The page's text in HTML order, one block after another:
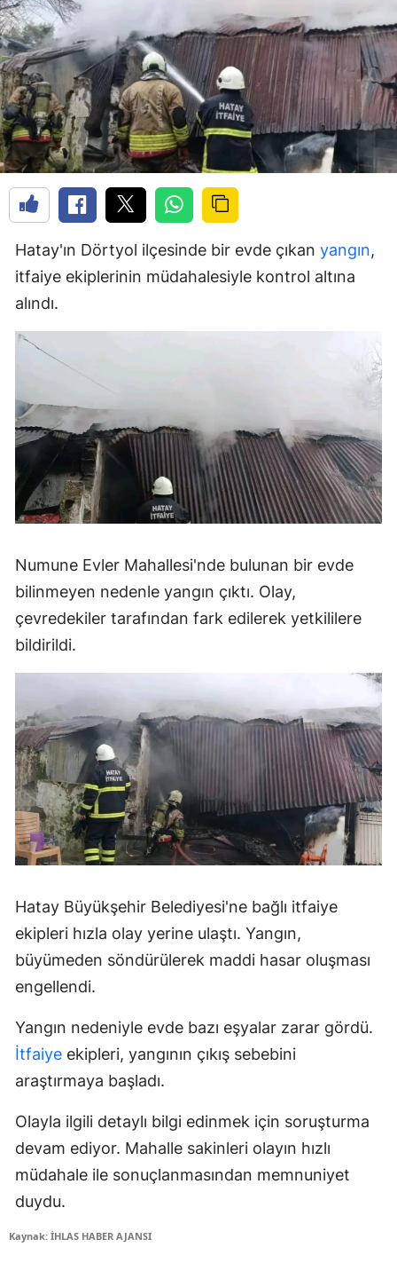
Hatay'ın Dörtyol ilçesinde bir evde çıkan yangın,
itfaiye ekiplerinin müdahalesiyle kontrol altına
alındı.
Numune Evler Mahallesi'nde bulunan bir evde
bilinmeyen nedenle yangın çıktı. Olay,
çevredekiler tarafından fark edilerek yetkililere
bildirildi.
Hatay Büyükşehir Belediyesi'ne bağlı itfaiye
ekipleri hızla olay yerine ulaştı. Yangın,
büyümeden söndürülerek maddi hasar oluşması
engellendi.
Yangın nedeniyle evde bazı eşyalar zarar gördü.
İtfaiye ekipleri, yangının çıkış sebebini
araştırmaya başladı.
Olayla ilgili detaylı bilgi edinmek için soruşturma
devam ediyor. Mahalle sakinleri olayın hızlı
müdahale ile sonuçlanmasından memnuniyet
duydu.
Kaynak: İHLAS HABER AJANSI